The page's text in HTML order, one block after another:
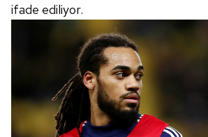
ifade ediliyor.